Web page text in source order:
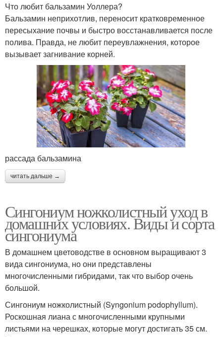
Что любит бальзамин Уоллера?
Бальзамин неприхотлив, переносит кратковременное
пересыхание почвы и быстро восстанавливается после
полива. Правда, не любит переувлажнения, которое
вызывает загнивание корней.
рассада бальзамина
читать дальше →
Сингониум ножколистный уход в
домашних условиях. Виды и сорта
сингониума
В домашнем цветоводстве в основном выращивают 3
вида сингониума, но они представлены
многочисленными гибридами, так что выбор очень
большой.
Сингониум ножколистный (Syngonium podophyllum).
Роскошная лиана с многочисленными крупными
листьями на черешках, которые могут достигать 35 см.